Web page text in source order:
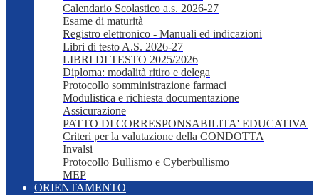
Calendario Scolastico a.s. 2026-27
Esame di maturità
Registro elettronico - Manuali ed indicazioni
Libri di testo A.S. 2026-27
LIBRI DI TESTO 2025/2026
Diploma: modalità ritiro e delega
Protocollo somministrazione farmaci
Modulistica e richiesta documentazione
Assicurazione
PATTO DI CORRESPONSABILITA' EDUCATIVA
Criteri per la valutazione della CONDOTTA
Invalsi
Protocollo Bullismo e Cyberbullismo
MEP
ORIENTAMENTO